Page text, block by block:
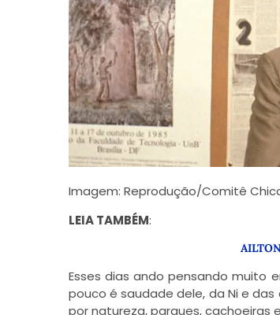
Imagem: Reprodução/Comitê
LEIA TAMBÉM:
Esses dias ando pensando muito
pouco é saudade dele, da Ni e
por natureza, parques, cachoeiras